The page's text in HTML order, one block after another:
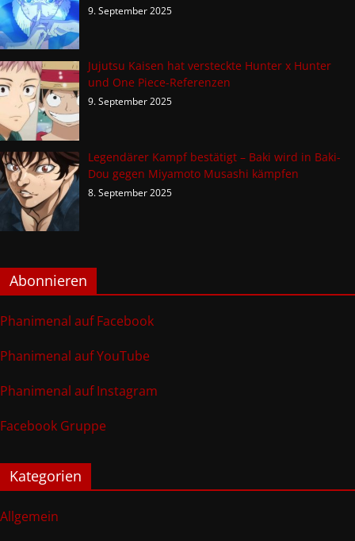
9. September 2025
Jujutsu Kaisen hat versteckte Hunter x Hunter
und One Piece-Referenzen
9. September 2025
Legendärer Kampf bestätigt – Baki wird in Baki-
Dou gegen Miyamoto Musashi kämpfen
8. September 2025
Abonnieren
Phanimenal auf Facebook
Phanimenal auf YouTube
Phanimenal auf Instagram
Facebook Gruppe
Kategorien
Allgemein